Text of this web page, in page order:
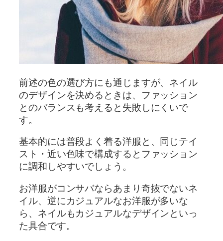
前述の色の選び方にも通じますが、ネイル
のデザインを決めるときは、ファッション
とのバランスも考えると失敗しにくいで
す。
基本的には普段よく着る洋服と、同じテイ
スト・近い色味で構成するとファッション
に調和しやすいでしょう。
お洋服がコンサバならあまり奇抜でないネ
イル、逆にカジュアルなお洋服が多いな
ら、ネイルもカジュアルなデザインといっ
た具合です。